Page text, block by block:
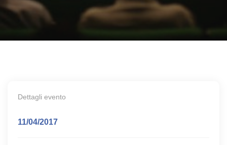
Dettagli evento
11/04/2017